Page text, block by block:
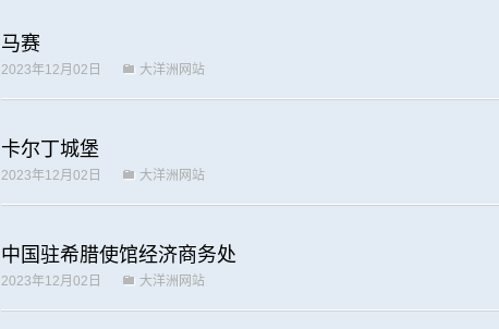
马赛
2023年12月02日 大洋洲网站
卡尔丁城堡
2023年12月02日 大洋洲网站
中国驻希腊使馆经济商务处
2023年12月02日 大洋洲网站